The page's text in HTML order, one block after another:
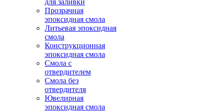
для заливки
Прозрачная
эпоксидная смола
Литьевая эпоксидная
смола
Конструкционная
эпоксидная смола
Смола с
отвердителем
Смола без
отвердителя
Ювелирная
эпоксидная смола